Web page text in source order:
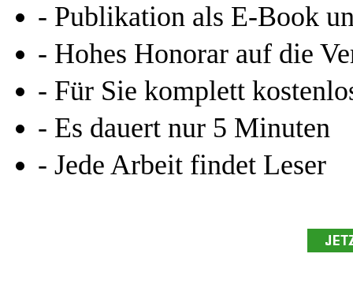
- Publikation als E-Book
- Hohes Honorar auf die
- Für Sie komplett
- Es dauert nur 5 Minuten
- Jede Arbeit findet Leser